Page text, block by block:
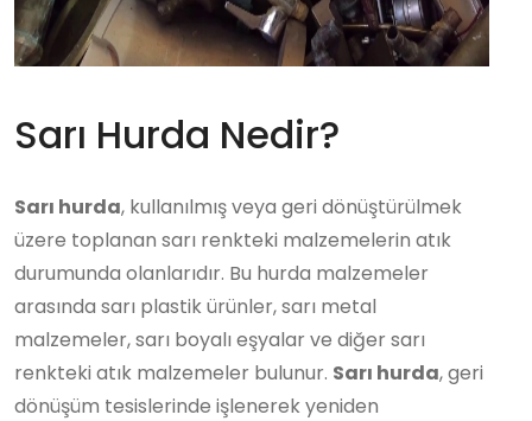
Sarı Hurda Nedir?
Sarı hurda, kullanılmış veya geri dönüştürülmek
üzere toplanan sarı renkteki malzemelerin atık
durumunda olanlarıdır. Bu hurda malzemeler
arasında sarı plastik ürünler, sarı metal
malzemeler, sarı boyalı eşyalar ve diğer sarı
renkteki atık malzemeler bulunur. Sarı hurda, geri
dönüşüm tesislerinde işlenerek yeniden